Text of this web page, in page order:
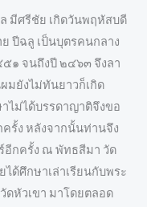
มีศรีชัย เกิดวันพฤหัสบดี
ปีฉลู เป็นบุตรคนกลาง
๑ จนถึงปี ๒๔๖๓ จึงลา
มยังไม่ทันยาวก็เกิด
ไม่ได้บรรดาญาติจึงขอ
รั้ง หลังจากนั้นท่านจึง
อีกครั้ง ณ พัทธสีมา วัด
ด้ศึกษาเล่าเรียนกับพระ
หัวเขา มาโดยตลอด